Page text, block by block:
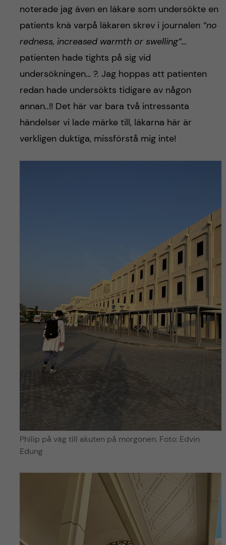
noterade jag även en läkare som undersökte en
patients knä varpå läkaren skrev i journalen ”no
redness, increased warmth or swelling”…
patienten hade tights på sig vid
undersökningen… ?. Jag hoppas att patienten
redan hade undersökts tidigare av någon
annan..!! Det här var bara två intressanta
händelser vi lade märke till, läkarna här är
verkligen duktiga, missförstå mig inte!
Philip på väg till akuten på morgonen. Foto: Edvin
Edung